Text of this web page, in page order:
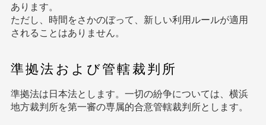
あります。
ただし、時間をさかのぼって、新しい利用ルールが適用
されることはありません。
準拠法および管轄裁判所
準拠法は日本法とします。一切の紛争については、横浜
地方裁判所を第一審の専属的合意管轄裁判所とします。